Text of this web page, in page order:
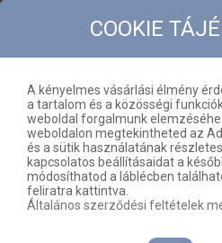
COOKIE
A kényelmes vásárlási élmény
a tartalom és a közösségi
weboldal forgalmunk
weboldalon megtekintheted az
és a sütik használatának
kapcsolatos beállításaidat a
módosíthatod a láblécben
feliratra kattintva.
Általános szerződési feltételek